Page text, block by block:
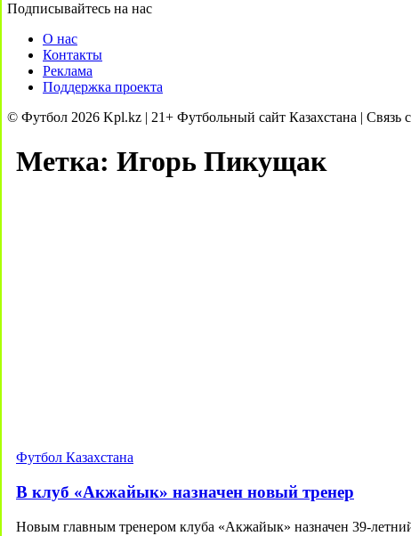
Подписывайтесь на нас
О нас
Контакты
Реклама
Поддержка проекта
© Футбол 2026 Kpl.kz | 21+ Футбольный сайт Казахстана | Связь
Метка: Игорь Пикущак
Футбол Казахстана
В клуб «Акжайык» назначен новый тренер
Новым главным тренером клуба «Акжайык» назначен 39-